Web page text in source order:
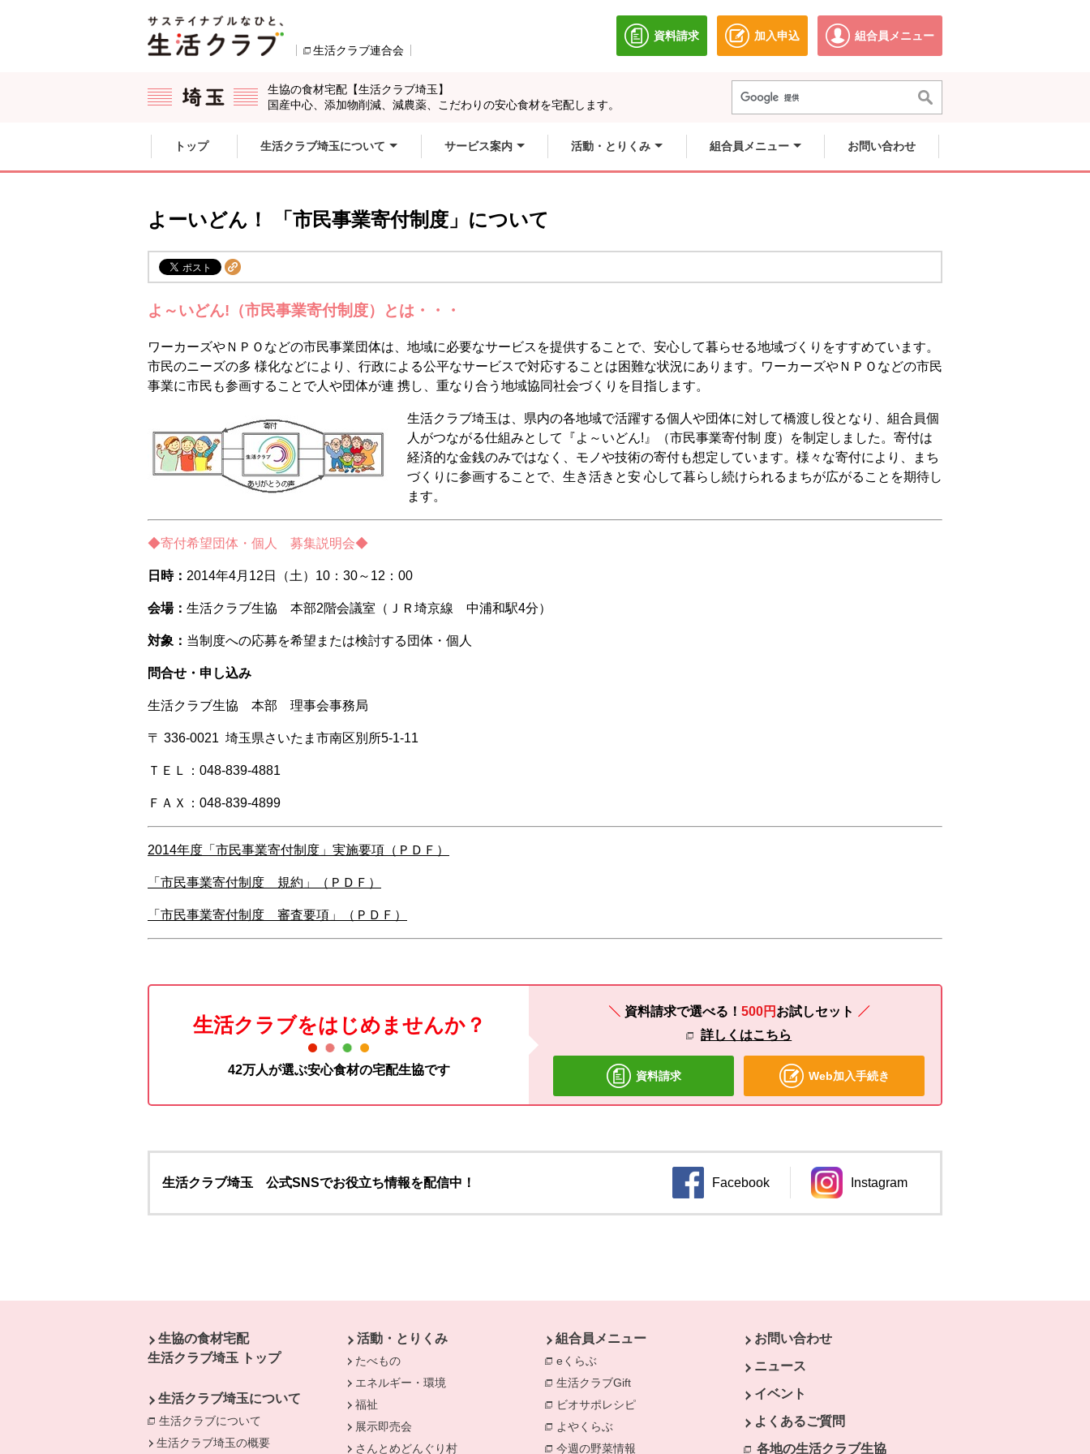
生活クラブ連合会
資料請求
別のウィンドウで開きます。
加入申込
別のウィンドウで開きます。
組合員メニュー
別のウィンドウで開きます。
生協の食材宅配【生活クラブ埼玉】
国産中心、添加物削減、減農薬、こだわりの安心食材を宅配します。
ここからサイト内共通メニューです。
サイト内共通メニューをスキップする
トップ 生活クラブ埼玉について サービス案内 活動・とりくみ 組合員メニュー お問い合わせ
よーいどん！ 「市民事業寄付制度」について
よ～いどん!（市民事業寄付制度）とは・・・
ワーカーズやＮＰＯなどの市民事業団体は、地域に必要なサービスを提供することで、安心して暮らせる地域づくりをすすめています。
市民のニーズの多 様化などにより、行政による公平なサービスで対応することは困難な状況にあります。ワーカーズやＮＰＯなどの市民
事業に市民も参画することで人や団体が連 携し、重なり合う地域協同社会づくりを目指します。
生活クラブ埼玉は、県内の各地域で活躍する個人や団体に対して橋渡し役となり、組合員個
人がつながる仕組みとして『よ～いどん!』（市民事業寄付制 度）を制定しました。寄付は
経済的な金銭のみではなく、モノや技術の寄付も想定しています。様々な寄付により、まち
づくりに参画することで、生き活きと安 心して暮らし続けられるまちが広がることを期待し
ます。
◆寄付希望団体・個人 募集説明会◆
日時： 2014年4月12日（土）10：30～12：00
会場： 生活クラブ生協 本部2階会議室（ＪＲ埼京線 中浦和駅4分）
対象： 当制度への応募を希望または検討する団体・個人
問合せ・申し込み
生活クラブ生協 本部 理事会事務局
〒 336-0021 埼玉県さいたま市南区別所5-1-11
ＴＥＬ：048-839-4881
ＦＡＸ：048-839-4899
2014年度「市民事業寄付制度」実施要項（ＰＤＦ）
「市民事業寄付制度 規約」（ＰＤＦ）
「市民事業寄付制度 審査要項」（ＰＤＦ）
生活クラブをはじめませんか？
42万人が選ぶ安心食材の宅配生協です
資料請求で選べる！ 500円 お試しセット
詳しくはこちら
資料請求 Web加入手続き
生活クラブ埼玉 公式SNSでお役立ち情報を配信中！ Facebook
別のウィンドウで開きます。
Instagram
別のウィンドウで開きます。
生協の食材宅配
生活クラブ埼玉 トップ
生活クラブ埼玉について
生活クラブについて
別のウィンドウで開きます。
生活クラブ埼玉の概要
活動・とりくみ
たべもの
エネルギー・環境
福祉
展示即売会
さんとめどんぐり村
組合員メニュー
eくらぶ
生活クラブGift
別のウィンドウで開きます。
ビオサポレシピ 別のウィンドウで開きます。
よやくらぶ 別のウィンドウで開きます。
今週の野菜情報 別のウィンドウで開きます。
お問い合わせ
ニュース
イベント
よくあるご質問
各地の生活クラブ生協